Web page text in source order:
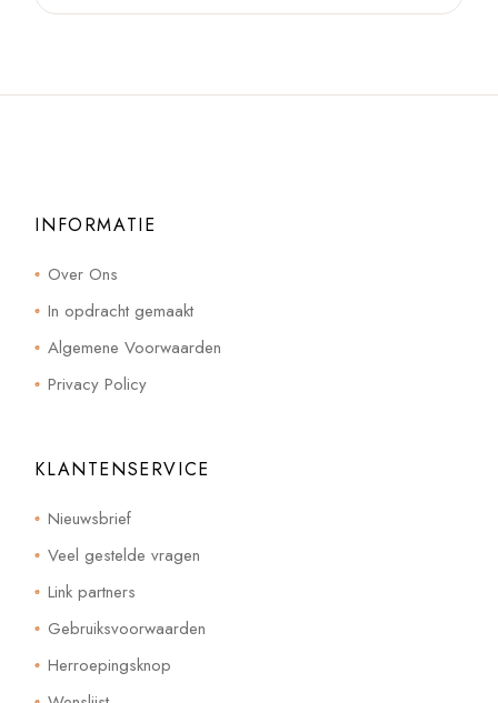
INFORMATIE
Over Ons
In opdracht gemaakt
Algemene Voorwaarden
Privacy Policy
KLANTENSERVICE
Nieuwsbrief
Veel gestelde vragen
Link partners
Gebruiksvoorwaarden
Herroepingsknop